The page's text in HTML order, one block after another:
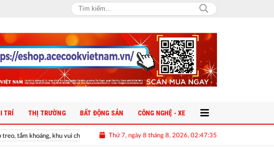
chơi Chuối chín đừng chỉ bóc vỏ ăn ngay: Thử hấp theo cách này để đổi vị và bổ sung
Thứ 7, ngày 8 tháng 8, 2026, 02:47:36
TRÍ THỊ TRƯỜNG BẤT ĐỘNG SẢN CÔNG NGHỆ - XE